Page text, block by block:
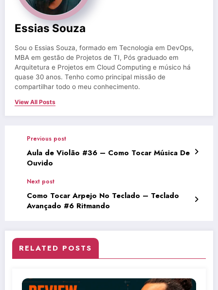
Essias Souza
Sou o Essias Souza, formado em Tecnologia em DevOps,
MBA em gestão de Projetos de TI, Pós graduado em
Arquitetura e Projetos em Cloud Computing e músico há
quase 30 anos. Tenho como principal missão de
compartilhar todo o meu conhecimento.
View All Posts
Previous post
Aula de Violão #36 – Como Tocar Música De
Ouvido
Next post
Como Tocar Arpejo No Teclado – Teclado
Avançado #6 Ritmando
RELATED POSTS